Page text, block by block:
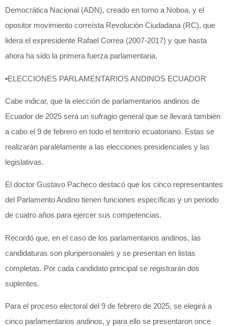
Democrática Nacional (ADN), creado en torno a Noboa, y el
opositor movimiento correísta Revolución Ciudadana (RC), que
lidera el expresidente Rafael Correa (2007-2017) y que hasta
ahora ha sido la primera fuerza parlamentaria.
▪️ELECCIONES PARLAMENTARIOS ANDINOS ECUADOR
Cabe indicar, que la elección de parlamentarios andinos de
Ecuador de 2025 será un sufragio general que se llevará también
a cabo el 9 de febrero en todo el territorio ecuatoriano. Estas se
realizarán paralelamente a las elecciones presidenciales y las
legislativas.
El doctor Gustavo Pacheco destacó que los cinco representantes
del Parlamento Andino tienen funciones específicas y un periodo
de cuatro años para ejercer sus competencias.
Recordó que, en el caso de los parlamentarios andinos, las
candidaturas son pluripersonales y se presentan en listas
completas. Por cada candidato principal se registrarán dos
suplentes.
Para el proceso electoral del 9 de febrero de 2025, se elegirá a
cinco parlamentarios andinos, y para ello se presentaron once